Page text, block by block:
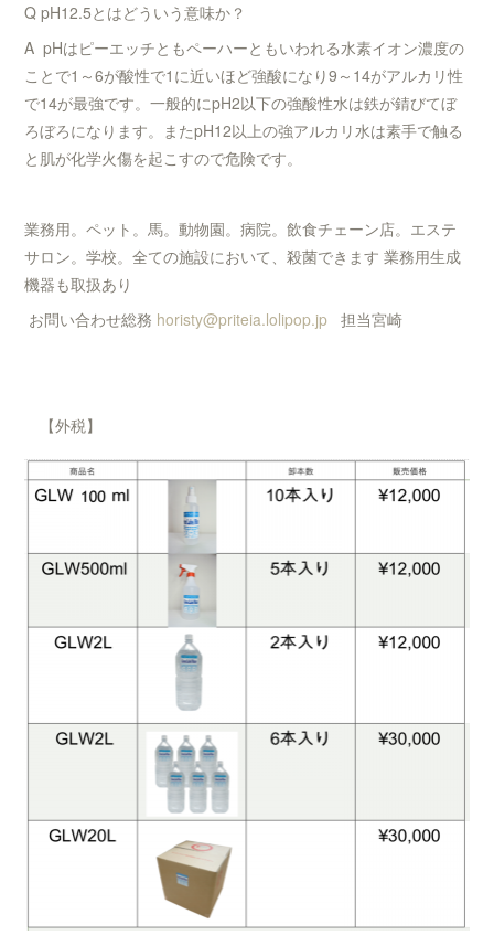
Q pH12.5とはどういう意味か？
A pHはピーエッチともペーハーともいわれる水素イオン濃度の
ことで1～6が酸性で1に近いほど強酸になり9～14がアルカリ性
で14が最強です。一般的にpH2以下の強酸性水は鉄が錆びてぼ
ろぼろになります。またpH12以上の強アルカリ水は素手で触る
と肌が化学火傷を起こすので危険です。
業務用。ペット。馬。動物園。病院。飲食チェーン店。エステ
サロン。学校。全ての施設において、殺菌できます 業務用生成
機器も取扱あり
お問い合わせ総務 horisty@priteia.lolipop.jp 担当宮崎
【外税】